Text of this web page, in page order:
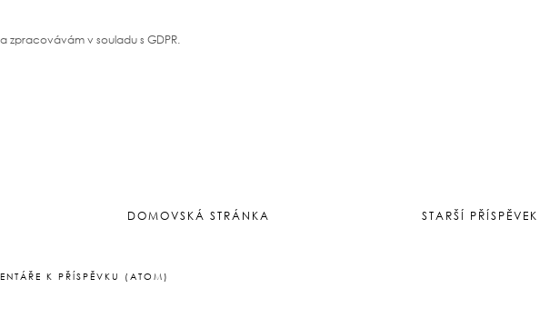
zpracovávám v souladu s GDPR.
STARŠÍ PŘÍSPĚVEK
DOMOVSKÁ STRÁNKA
K PŘÍSPĚVKU (ATOM)